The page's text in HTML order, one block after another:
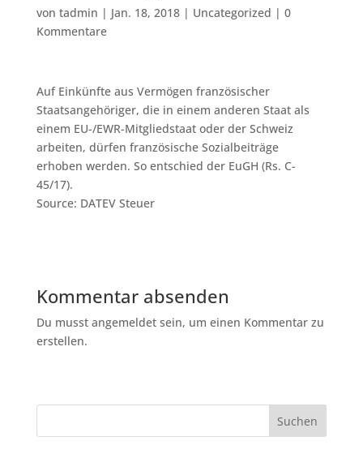
von tadmin | Jan. 18, 2018| Uncategorized | 0
Kommentare
Auf Einkünfte aus Vermögen französischer
Staatsangehöriger, die in einem anderen Staat als
einem EU-/EWR-Mitgliedstaat oder der Schweiz
arbeiten, dürfen französische Sozialbeiträge
erhoben werden. So entschied der EuGH (Rs. C-
45/17).
Source: DATEV Steuer
Kommentar absenden
Du musst angemeldet sein, um einen Kommentar zu
erstellen.